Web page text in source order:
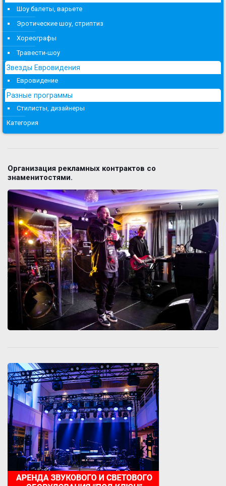
Шоу балеты, варьете
Эротические шоу, стриптиз
Хореографы
Травести-шоу
Звезды Евровидения
Евровидение
Разные программы
Стилисты, дизайнеры
Категория
Организация рекламных контрактов со
знаменитостями.